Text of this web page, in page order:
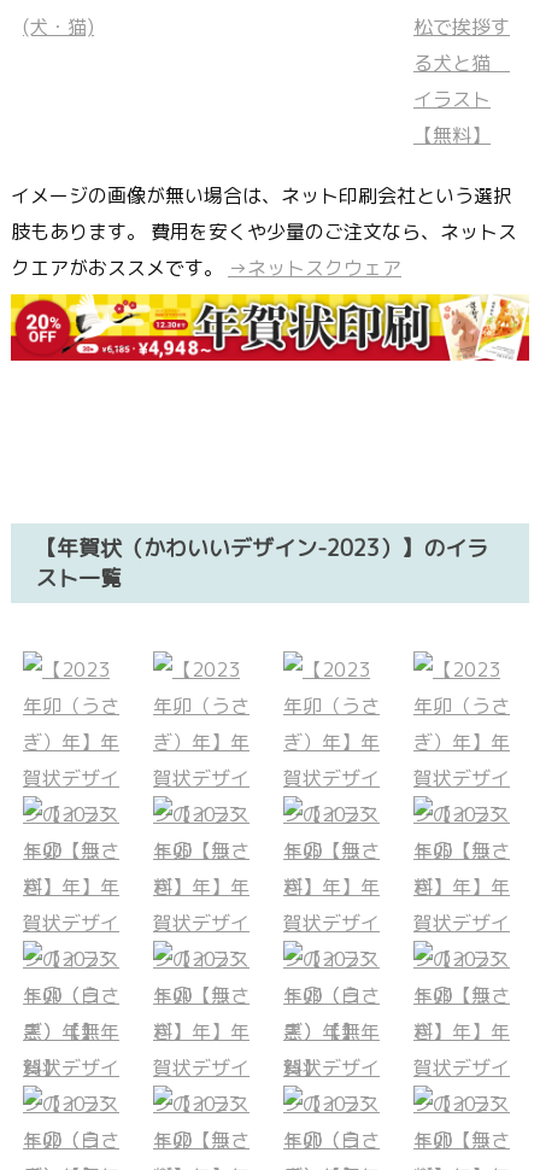
イメージの画像が無い場合は、ネット印刷会社という選択
肢もあります。 費用を安くや少量のご注文なら、ネットス
クエアがおススメです。
→ネットスクウェア
【年賀状（かわいいデザイン-2023）】のイラ
スト一覧